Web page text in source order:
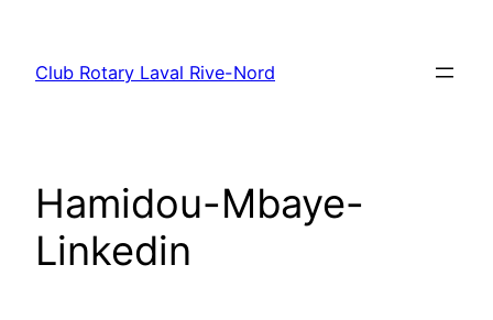
contenu
Club Rotary Laval Rive-Nord
Hamidou-Mbaye-
Linkedin